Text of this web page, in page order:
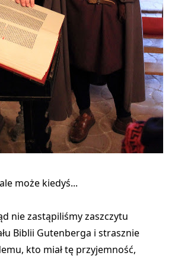
może kiedyś...
nie zastąpiliśmy zaszczytu
Biblii Gutenberga i strasznie
kto miał tę przyjemność,